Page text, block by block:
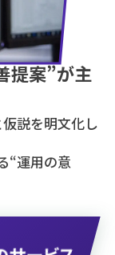
提案”が主
説を明文化し
“運用の意